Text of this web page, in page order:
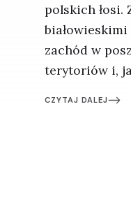
polskich łosi.
zachód w
terytoriów i,
CZYTAJ DALEJ